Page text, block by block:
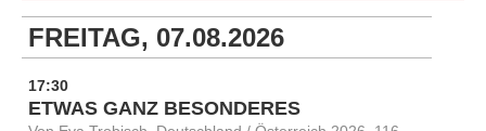
FREITAG, 07.08.2026
17:30
ETWAS GANZ BESONDERES